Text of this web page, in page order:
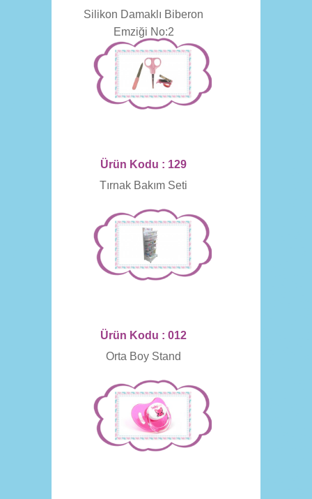
Silikon Damaklı Biberon
Emziği No:2
Ürün Kodu : 129
Tırnak Bakım Seti
Ürün Kodu : 012
Orta Boy Stand